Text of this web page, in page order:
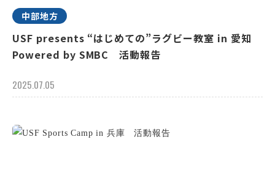
中部地方
USF presents “はじめての”ラグビー教室 in 愛知
Powered by SMBC 活動報告
2025.07.05